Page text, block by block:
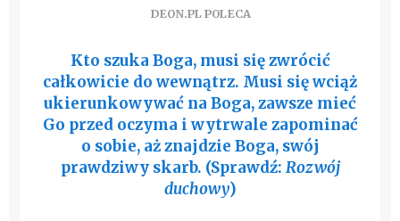
DEON.PL POLECA
Kto szuka Boga, musi się zwrócić
całkowicie do wewnątrz. Musi się wciąż
ukierunkowywać na Boga, zawsze mieć
Go przed oczyma i wytrwale zapominać
o sobie, aż znajdzie Boga, swój
prawdziwy skarb. (Sprawdź: Rozwój
duchowy)